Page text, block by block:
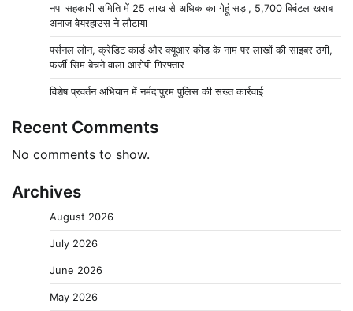
नपा सहकारी समिति में 25 लाख से अधिक का गेहूं सड़ा, 5,700 क्विंटल खराब
अनाज वेयरहाउस ने लौटाया
पर्सनल लोन, क्रेडिट कार्ड और क्यूआर कोड के नाम पर लाखों की साइबर ठगी,
फर्जी सिम बेचने वाला आरोपी गिरफ्तार
विशेष प्रवर्तन अभियान में नर्मदापुरम पुलिस की सख्त कार्रवाई
Recent Comments
No comments to show.
Archives
August 2026
July 2026
June 2026
May 2026